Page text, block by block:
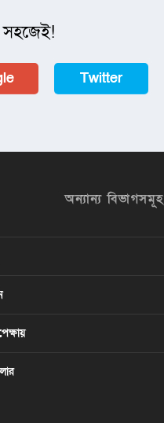
Twitter
অন্যান্য বিভাগসমূহ